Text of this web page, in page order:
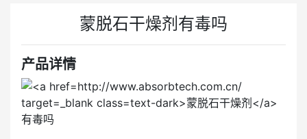
蒙脱石干燥剂有毒吗
产品详情